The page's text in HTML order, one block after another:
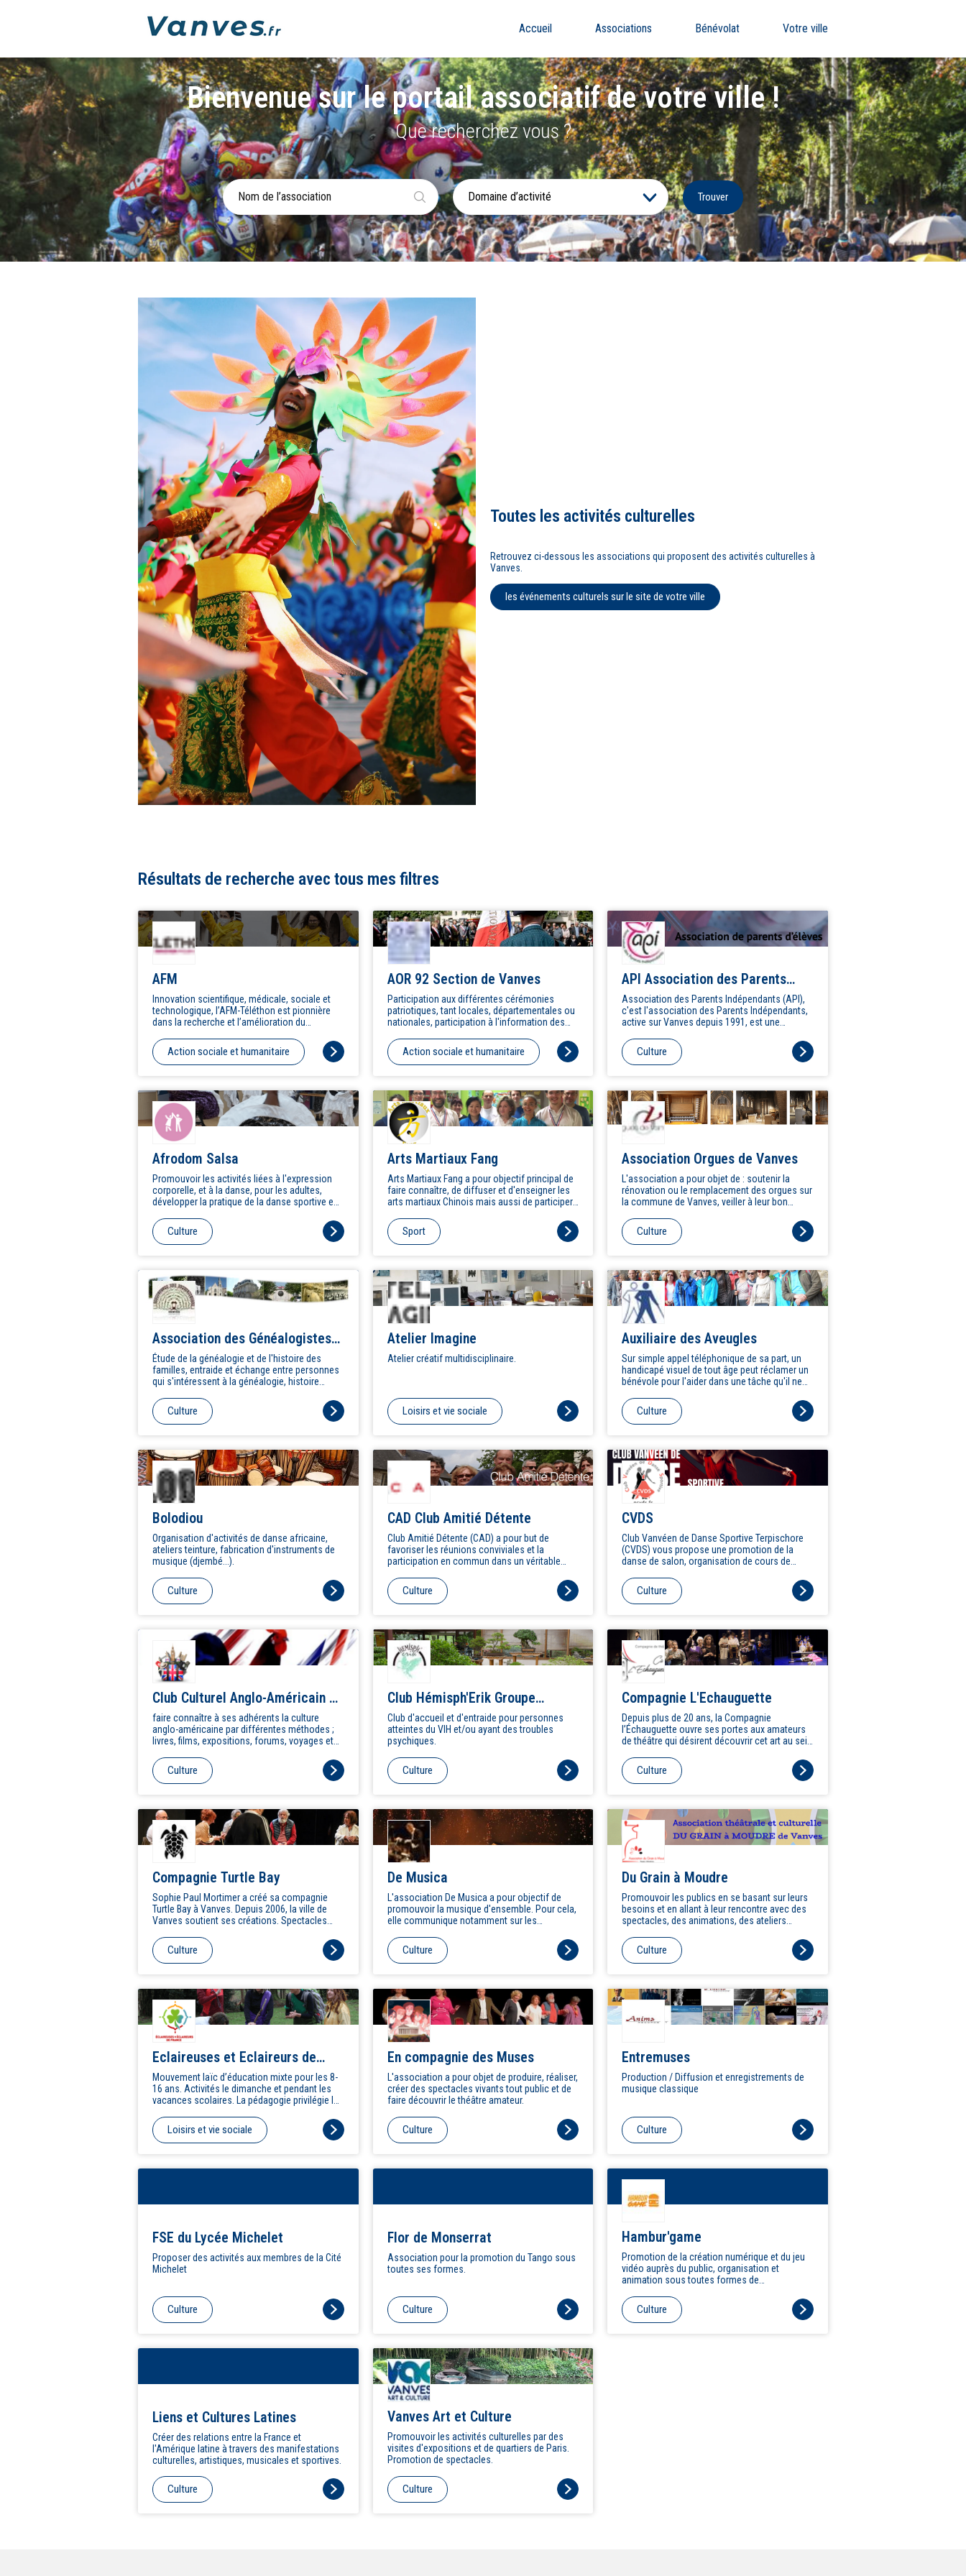
Accueil Associations Bénévolat Votre ville
Bienvenue sur le portail associatif de votre ville !
Que recherchez vous ?
Domaine d’activité Trouver
Toutes les activités culturelles
Retrouvez ci-dessous les associations qui proposent des activités culturelles à
Vanves.
les événements culturels sur le site de votre ville
Résultats de recherche avec tous mes filtres
AFM
Innovation scientifique, médicale, sociale et
technologique, l’AFM-Téléthon est pionnière
dans la recherche et l’amélioration du
cœur de son engagement : Guérir, Aider,
Communiquer.
Action sociale et humanitaire
AOR 92 Section de Vanves
Participation aux différentes cérémonies
patriotiques, tant locales, départementales ou
nationales, participation à l'information des
travers de l'action sociale de l'Union Nationale
des Officiers, sous officiers et militaires de
Réserve (ASUNOR), assurer le lien avec le
les réserves auprès de lui.
Action sociale et humanitaire
API Association des Parents
Indépendants de Vanves
Association des Parents Indépendants (API),
c'est l'association des Parents Indépendants,
active sur Vanves depuis 1991, est une
de toute mouvance politique, dont l'objectif
est de défendre les intérêts et le bien-être des
enfants dans les écoles et collèges de
Culture
Afrodom Salsa
Promouvoir les activités liées à l'expression
corporelle, et à la danse, pour les adultes,
développer la pratique de la danse sportive en
rencontres et manifestations sportives lies à
la danse afin de faire ces disciplines au grand
public
Culture
Arts Martiaux Fang
Arts Martiaux Fang a pour objectif principal de
faire connaître, de diffuser et d'enseigner les
arts martiaux Chinois mais aussi de participer
toutes ses formes.
Sport
Association Orgues de Vanves
L'association a pour objet de : soutenir la
rénovation ou le remplacement des orgues sur
la commune de Vanves, veiller à leur bon
sauvegarde, promouvoir le rayonnement de
l'orgue dans la Ville de Vanves et au-delà, en
suscitant notamment une riche activité
l'instrument.
Culture
Association des Généalogistes
de Vanves
Étude de la généalogie et de l'histoire des
familles, entraide et échange entre personnes
qui s'intéressent à la généalogie, histoire
du patrimoine historique et des archives
anciennes.
Culture
Atelier Imagine
Atelier créatif multidisciplinaire.
Loisirs et vie sociale
Auxiliaire des Aveugles
Sur simple appel téléphonique de sa part, un
handicapé visuel de tout âge peut réclamer un
bénévole pour l'aider dans une tâche qu'il ne
Culture
Bolodiou
Organisation d'activités de danse africaine,
ateliers teinture, fabrication d'instruments de
musique (djembé...).
Culture
CAD Club Amitié Détente
Club Amitié Détente (CAD) a pour but de
favoriser les réunions conviviales et la
participation en commun dans un véritable
bridge, scrabble, ludothèque,
conférences,ciné-club, concert, théâtre,
sorties, balades commentées à Paris, brico-
stretching…
Culture
CVDS
Club Vanvéen de Danse Sportive Terpischore
(CVDS) vous propose une promotion de la
danse de salon, organisation de cours de
samba, rock'n roll, etc.).
Culture
Club Culturel Anglo-Américain de
Vanves
faire connaître à ses adhérents la culture
anglo-américaine par différentes méthodes ;
livres, films, expositions, forums, voyages et
contribuant à un approfondissement de nature
culturelle.
Culture
Club Hémisph'Erik Groupe
d'Entraide Mutuelle
Club d'accueil et d'entraide pour personnes
atteintes du VIH et/ou ayant des troubles
psychiques.
Culture
Compagnie L'Echauguette
Depuis plus de 20 ans, la Compagnie
l’Échauguette ouvre ses portes aux amateurs
de théâtre qui désirent découvrir cet art au sein
développer la pratique théâtrale pour tous en
proposant des stages et des ateliers adaptés
à différents publics : adolescents et adultes.
rencontre, d’éveil et d’expression autour du
théâtre. Le travail mené dans nos ateliers
trouve son aboutissement à l’occasion des
spectacles au Théâtre Panopée ou de Vanves,
moments forts de ces aventures théâtrales,
Culture
Compagnie Turtle Bay
Sophie Paul Mortimer a créé sa compagnie
Turtle Bay à Vanves. Depuis 2006, la ville de
Vanves soutient ses créations. Spectacles
Festival Onze Bouge à Paris, à Aubervilliers au
Théâtre de la Commune.
Culture
De Musica
L'association De Musica a pour objectif de
promouvoir la musique d'ensemble. Pour cela,
elle communique notamment sur les
Symphonique du Campus d'Orsay (OSCO)
participe. Vous pouvez retrouver les réseaux
de l'orchestre (site web, Facebook et YouTube)
Culture
Du Grain à Moudre
Promouvoir les publics en se basant sur leurs
besoins et en allant à leur rencontre avec des
spectacles, des animations, des ateliers
audiovisuelles.
Culture
Eclaireuses et Eclaireurs de
France
Mouvement laïc d’éducation mixte pour les 8-
16 ans. Activités le dimanche et pendant les
vacances scolaires. La pédagogie privilégie le
sens des responsabilités. Encadrement
bénévole.
Loisirs et vie sociale
En compagnie des Muses
L'association a pour objet de produire, réaliser,
créer des spectacles vivants tout public et de
faire découvrir le théâtre amateur.
Culture
Entremuses
Production / Diffusion et enregistrements de
musique classique
Culture
FSE du Lycée Michelet
Proposer des activités aux membres de la Cité
Michelet
Culture
Flor de Monserrat
Association pour la promotion du Tango sous
toutes ses formes.
Culture
Hambur'game
Promotion de la création numérique et du jeu
vidéo auprès du public, organisation et
animation sous toutes formes de
rapportant ainsi que formations et conseils
dans créa numérique.
Culture
Liens et Cultures Latines
Créer des relations entre la France et
l'Amérique latine à travers des manifestations
culturelles, artistiques, musicales et sportives.
Culture
Vanves Art et Culture
Promouvoir les activités culturelles par des
visites d'expositions et de quartiers de Paris.
Promotion de spectacles.
Culture